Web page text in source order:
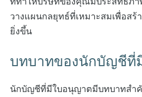
วางแผนกลยุทธ์ที่เหมาะสมเพื่อสร้
ยิ่งขึ้น
บทบาทของนักบัญชีที่
นักบัญชีที่มีใบอนุญาตมีบทบาทสำ